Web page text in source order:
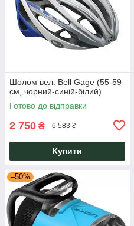
Шолом вел. Bell Gage (55-59
см, чорний-синій-білий)
Готово до відправки
2 750 ₴ 6 583 ₴
Купити
–50%